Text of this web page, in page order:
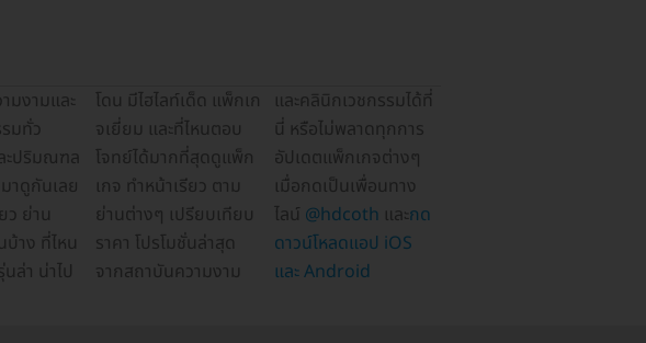
ไลน์ @hdcoth และกด
ดาวน์โหลดแอป iOS
และ Android